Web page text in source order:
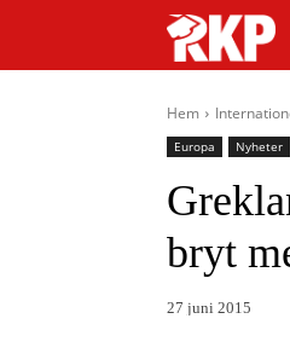
Hem
Europa Nyheter
bryt
27 juni 2015